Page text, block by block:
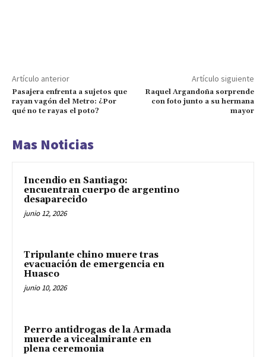
Artículo anterior
Pasajera enfrenta a sujetos que
rayan vagón del Metro: ¿Por
qué no te rayas el poto?
Artículo siguiente
Raquel Argandoña sorprende
con foto junto a su hermana
mayor
Mas Noticias
Incendio en Santiago:
encuentran cuerpo de argentino
desaparecido
junio 12, 2026
Tripulante chino muere tras
evacuación de emergencia en
Huasco
junio 10, 2026
Perro antidrogas de la Armada
muerde a vicealmirante en
plena ceremonia